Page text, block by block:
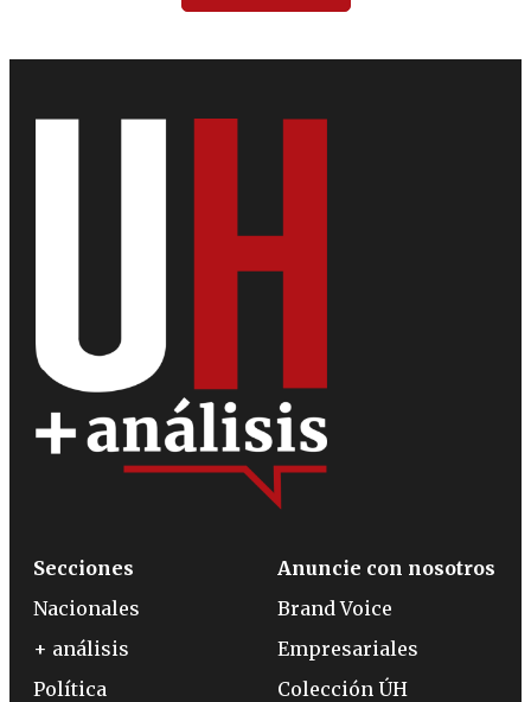
Secciones
Nacionales
+ análisis
Política
Anuncie con nosotros
Brand Voice
Empresariales
Colección ÚH